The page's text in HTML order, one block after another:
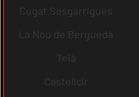
Cugat Sesgarrigues
La Nou de Berguedà
Teià
Castellcir